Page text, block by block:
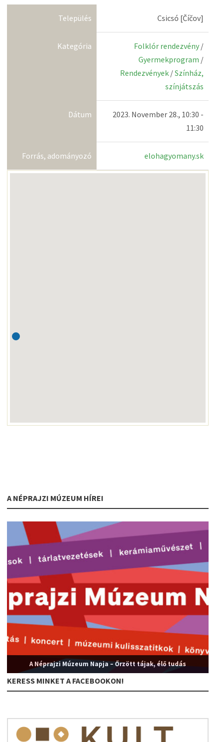
Település Csicsó [Číčov]
Kategória Folklór rendezvény /
Gyermekprogram /
Rendezvények /Színház,
színjátszás
Dátum
2023. November 28., 10:30 -
11:30
Forrás, adományozó elohagyomany.sk
A NÉPRAJZI MÚZEUM HÍREI
A Néprajzi Múzeum Napja – Őrzött tájak, élő tudás
KERESS MINKET A FACEBOOKON!